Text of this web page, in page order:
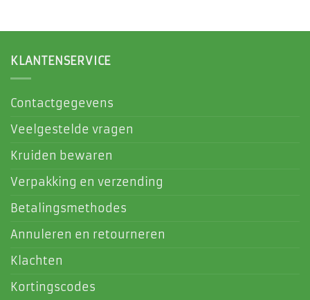
KLANTENSERVICE
Contactgegevens
Veelgestelde vragen
Kruiden bewaren
Verpakking en verzending
Betalingsmethodes
Annuleren en retourneren
Klachten
Kortingscodes